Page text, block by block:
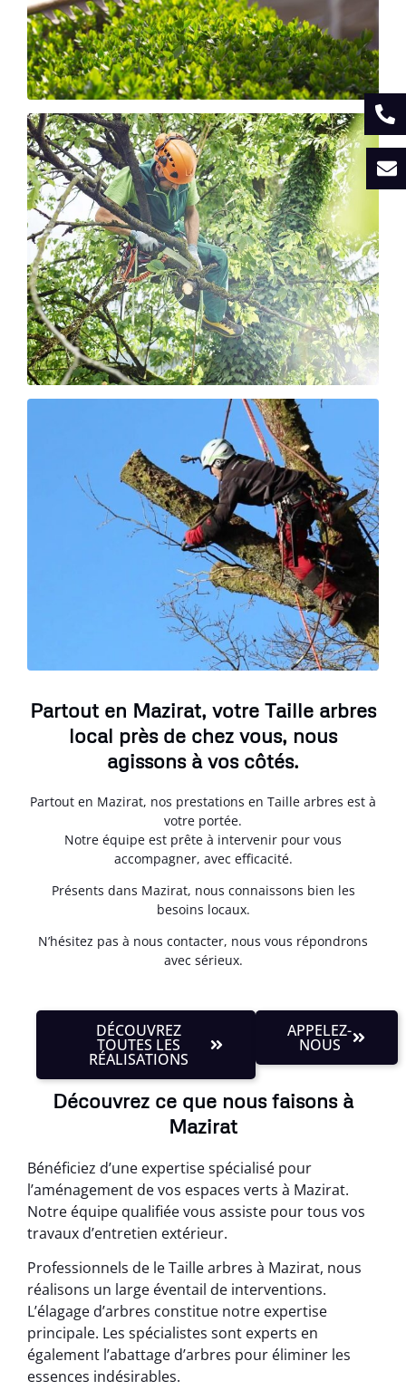
Partout en Mazirat, votre Taille arbres
local près de chez vous, nous
agissons à vos côtés.
Partout en Mazirat, nos prestations en Taille arbres est à
votre portée.
Notre équipe est prête à intervenir pour vous
accompagner, avec efficacité.
Présents dans Mazirat, nous connaissons bien les
besoins locaux.
N’hésitez pas à nous contacter, nous vous répondrons
avec sérieux.
DÉCOUVREZ
TOUTES LES
RÉALISATIONS
APPELEZ-
NOUS
Découvrez ce que nous faisons à
Mazirat
Bénéficiez d’une expertise spécialisé pour
l’aménagement de vos espaces verts à Mazirat.
Notre équipe qualifiée vous assiste pour tous vos
travaux d’entretien extérieur.
Professionnels de le Taille arbres à Mazirat, nous
réalisons un large éventail de interventions.
L’élagage d’arbres constitue notre expertise
principale. Les spécialistes sont experts en
également l’abattage d’arbres pour éliminer les
essences indésirables.